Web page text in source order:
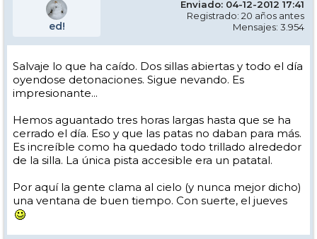
ed!
Enviado: 04-12-2012 17:41
Registrado: 20 años antes
Mensajes: 3.954
Salvaje lo que ha caído. Dos sillas abiertas y todo el día
oyendose detonaciones. Sigue nevando. Es
impresionante...
Hemos aguantado tres horas largas hasta que se ha
cerrado el día. Eso y que las patas no daban para más.
Es increíble como ha quedado todo trillado alrededor
de la silla. La única pista accesible era un patatal.
Por aquí la gente clama al cielo (y nunca mejor dicho)
una ventana de buen tiempo. Con suerte, el jueves